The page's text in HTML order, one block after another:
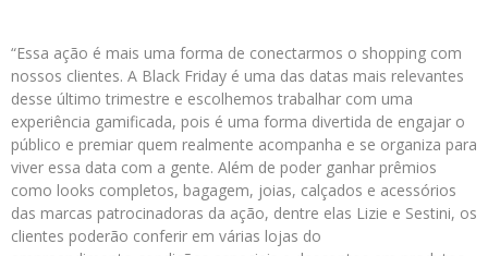
“Essa ação é mais uma forma de conectarmos o shopping com
nossos clientes. A Black Friday é uma das datas mais relevantes
desse último trimestre e escolhemos trabalhar com uma
experiência gamificada, pois é uma forma divertida de engajar o
público e premiar quem realmente acompanha e se organiza para
viver essa data com a gente. Além de poder ganhar prêmios
como looks completos, bagagem, joias, calçados e acessórios
das marcas patrocinadoras da ação, dentre elas Lizie e Sestini, os
clientes poderão conferir em várias lojas do